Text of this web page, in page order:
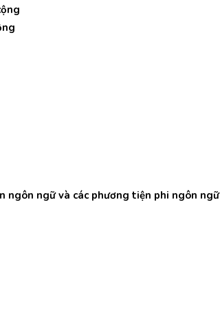
ngôn ngữ và các phương tiện phi ngôn ngữ